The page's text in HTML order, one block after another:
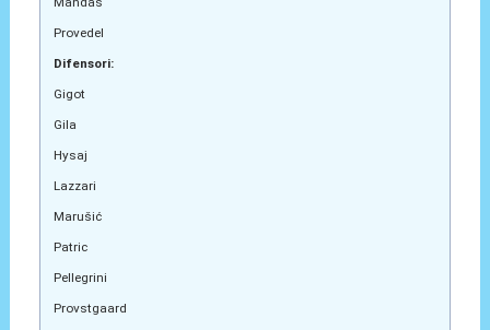
Provedel
Difensori:
Gigot
Gila
Hysaj
Lazzari
Marušić
Patric
Pellegrini
Provstgaard